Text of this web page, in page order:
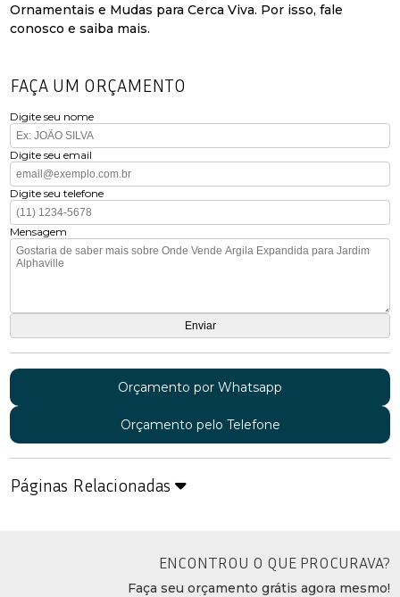
Ornamentais e Mudas para Cerca Viva. Por isso, fale
conosco e saiba mais.
FAÇA UM ORÇAMENTO
Digite seu nome
Digite seu email
Digite seu telefone
Mensagem
Orçamento por Whatsapp
Orçamento pelo Telefone
Páginas Relacionadas
ENCONTROU O QUE PROCURAVA?
Faça seu orçamento grátis agora mesmo!